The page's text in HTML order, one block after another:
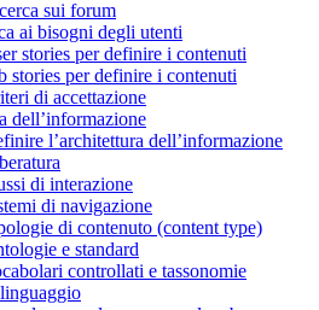
sui forum
ai bisogni degli utenti
stories per definire i contenuti
stories per definire i contenuti
di accettazione
dell’informazione
l’architettura dell’informazione
di interazione
di navigazione
di contenuto (content type)
e standard
controllati e tassonomie